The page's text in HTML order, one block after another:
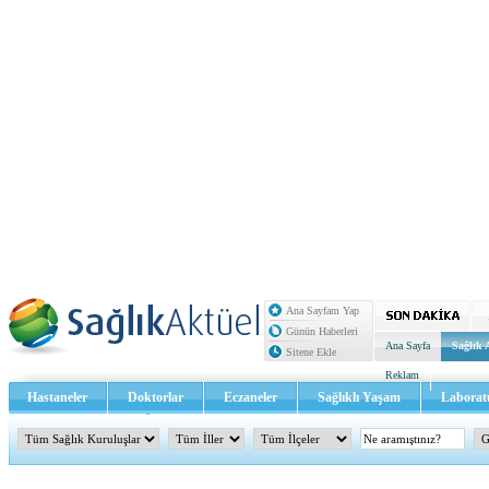
Ana Sayfam Yap
Günün Haberleri
Sitene Ekle
Ana Sayfa Sağlık
Reklam
Hastaneler Doktorlar Eczaneler Sağlıklı Yaşam
Sağlık TV - Video İletişim